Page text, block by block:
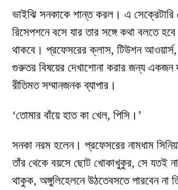
ভাইঝি সনকাকে শান্ত করল। এ সেক্রেটারি
রিসেপশনে বসে যার তার সঙ্গে কথা বলতে
থাকবে। প্রফেসরের ক্লাস, টিউশন আওয়ার্স,
গুরুতর বিষয়ের দেখাশোনা করার জন্য একজন
রীতিমত সম্মানজনক ব্যাপার।
‘তোমার বাঁয়ে হাত কা খেল, পিসি।’
সনকা নরম হলেন। প্রফেসরের নামধাম
তাঁর থেকে বয়সে ছোট খোকাখুকুর, সে যতই
থাকুক, অঙ্গুলিহেলনে উঠতেবসতে পারবেন না